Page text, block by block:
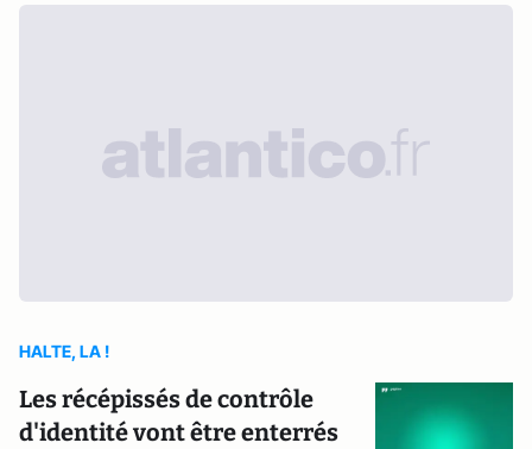
HALTE, LA !
Les récépissés de contrôle
d'identité vont être enterrés